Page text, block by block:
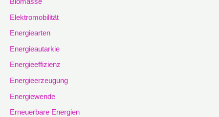
Elektromobilität
Energiearten
Energieautarkie
Energieeffizienz
Energieerzeugung
Energiewende
Erneuerbare Energien